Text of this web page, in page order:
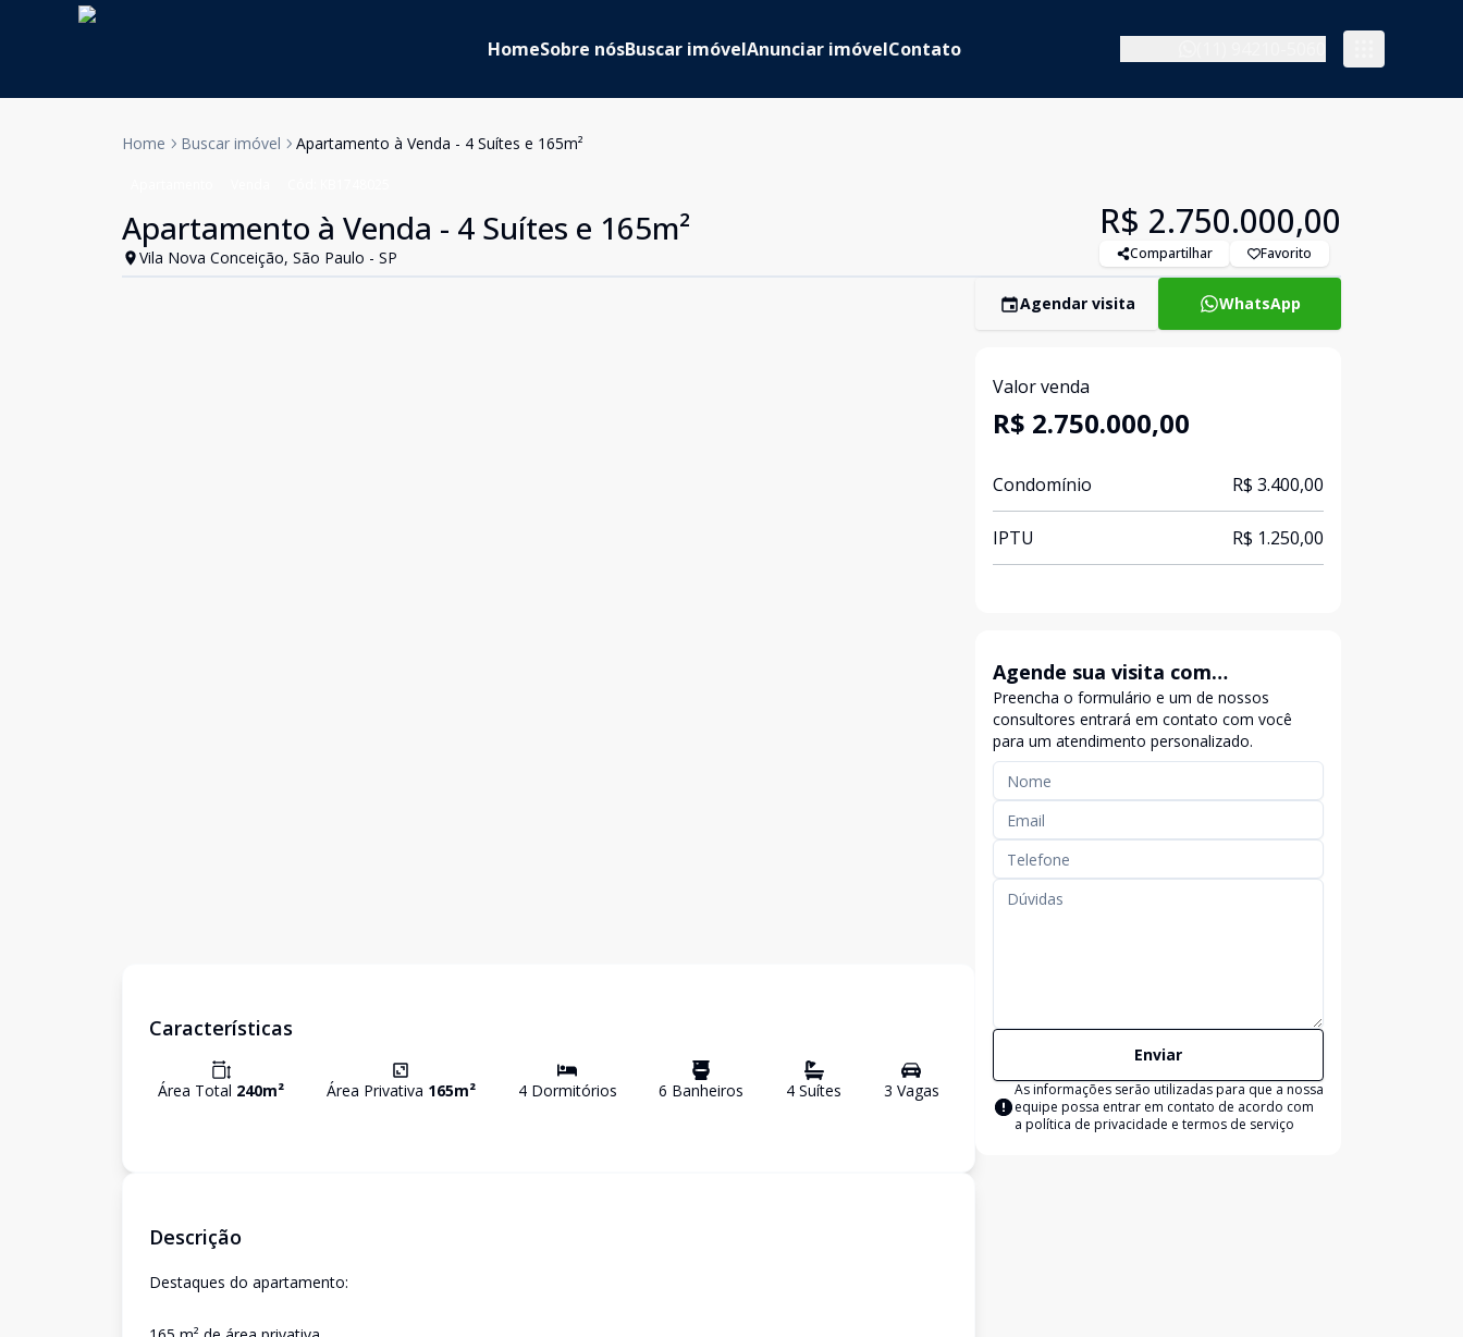
HomeSobre nósBuscar imóvelAnunciar imóvelContato
Home Buscar imóvel Apartamento à Venda - 4 Suítes e 165m²
Apartamento à Venda - 4 Suítes e 165m²
Vila Nova Conceição, São Paulo - SP
R$ 2.750.000,00
Compartilhar Favorito
Características
Área Total 240m² Área Privativa 165m² 4Dormitórios 6 Banheiros 4 Suítes 3 Vagas
Descrição
Destaques do apartamento:
Agendar visita WhatsApp
Valor venda
R$ 2.750.000,00
Condomínio R$ 3.400,00
IPTU R$ 1.250,00
Agende sua visita com
exclusividade
Preencha o formulário e um de nossos
consultores entrará em contato com você
para um atendimento personalizado.
Enviar
As informações serão utilizadas para que a nossa
equipe possa entrar em contato de acordo com
a política de privacidade e termos de serviço